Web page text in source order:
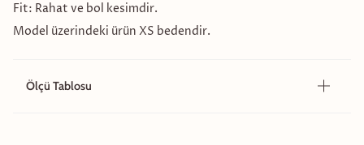
Fit: Rahat ve bol kesimdir.
Model üzerindeki ürün XS bedendir.
Ölçü Tablosu